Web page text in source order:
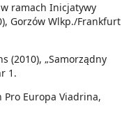
ramach Inicjatywy
Gorzów Wlkp./Frankfurt
(2010), „Samorządny
1.
Pro Europa Viadrina,